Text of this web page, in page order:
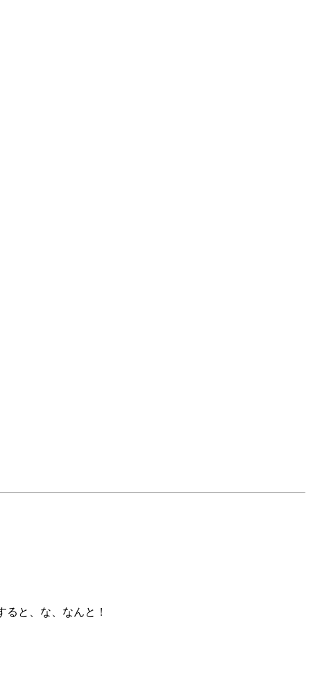
と、な、なんと！